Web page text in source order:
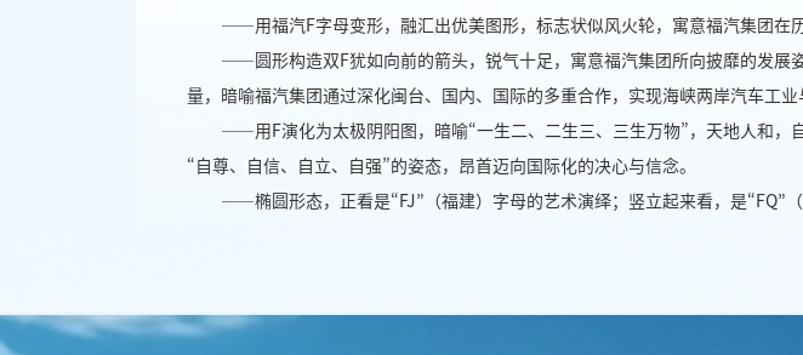
——用福汽F字母变形，融汇出优美图形，标志状似风火轮，寓意福汽集团在
——圆形构造双F犹如向前的箭头，锐气十足，寓意福汽集团所向披靡的发展
量，暗喻福汽集团通过深化闽台、国内、国际的多重合作，实现海峡两岸汽车工
——用F演化为太极阴阳图，暗喻“一生二、二生三、三生万物”，天地人和，
“自尊、自信、自立、自强”的姿态，昂首迈向国际化的决心与信念。
——椭圆形态，正看是“FJ”（福建）字母的艺术演绎；竖立起来看，是“FQ”